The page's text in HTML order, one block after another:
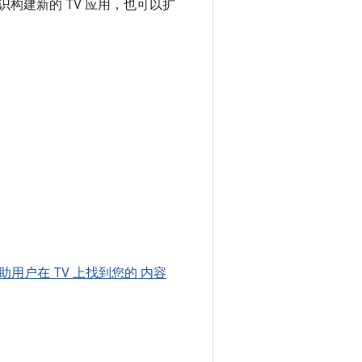
构建新的 TV 应用，也可以扩
用户在 TV 上找到您的 内容